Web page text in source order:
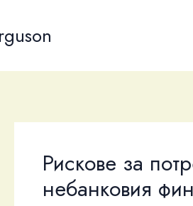
Рискове за
небанковия